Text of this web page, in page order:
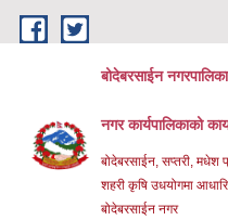
Skip to main content
बोदेबरसाईन नगरपालिका
नगर कार्यपालिकाको
बोदेबरसाईन, सप्तरी, मधेश
शहरी कृषि उधयोगमा
बोदेबरसाईन नगर